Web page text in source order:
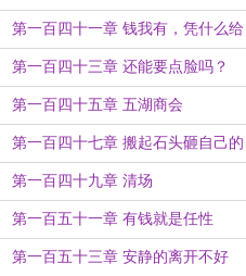
第一百四十一章 钱我有，凭什么给
你
第一百四十三章 还能要点脸吗？
第一百四十五章 五湖商会
第一百四十七章 搬起石头砸自己的
脚
第一百四十九章 清场
第一百五十一章 有钱就是任性
第一百五十三章 安静的离开不好